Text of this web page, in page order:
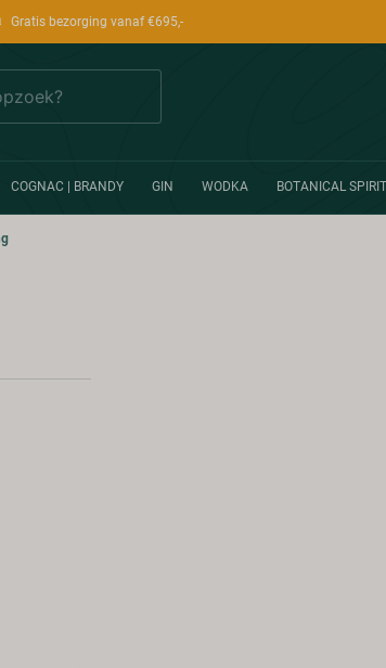
Gratis bezorging vanaf €695,-
COGNAC | BRANDY GIN WODKA BOTANICAL